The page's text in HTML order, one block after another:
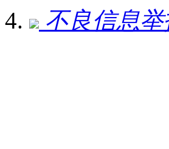
不良信息